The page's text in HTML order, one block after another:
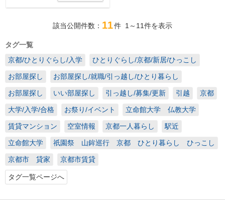
該当公開件数： 11件 1～11件を表示
タグ一覧
京都/ひとりぐらし/入学
ひとりぐらし/京都/新居/ひっこし
お部屋探し お部屋探し/就職/引っ越し/ひとり暮らし
お部屋探し いい部屋探し 引っ越し/募集/更新 引越 京都
大学/入学/合格 お祭り/イベント 立命館大学 仏教大学
賃貸マンション 空室情報 京都一人暮らし 駅近
立命館大学 祇園祭 山鉾巡行 京都 ひとり暮らし ひっこし
京都市 貸家 京都市賃貸
タグ一覧ページへ